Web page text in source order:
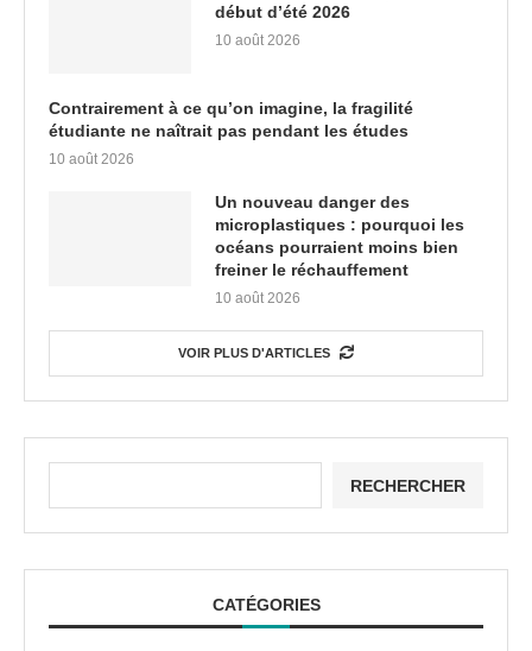
début d’été 2026
10 août 2026
Contrairement à ce qu’on imagine, la fragilité
étudiante ne naîtrait pas pendant les études
10 août 2026
Un nouveau danger des
microplastiques : pourquoi les
océans pourraient moins bien
freiner le réchauffement
10 août 2026
VOIR PLUS D'ARTICLES
RECHERCHER
CATÉGORIES